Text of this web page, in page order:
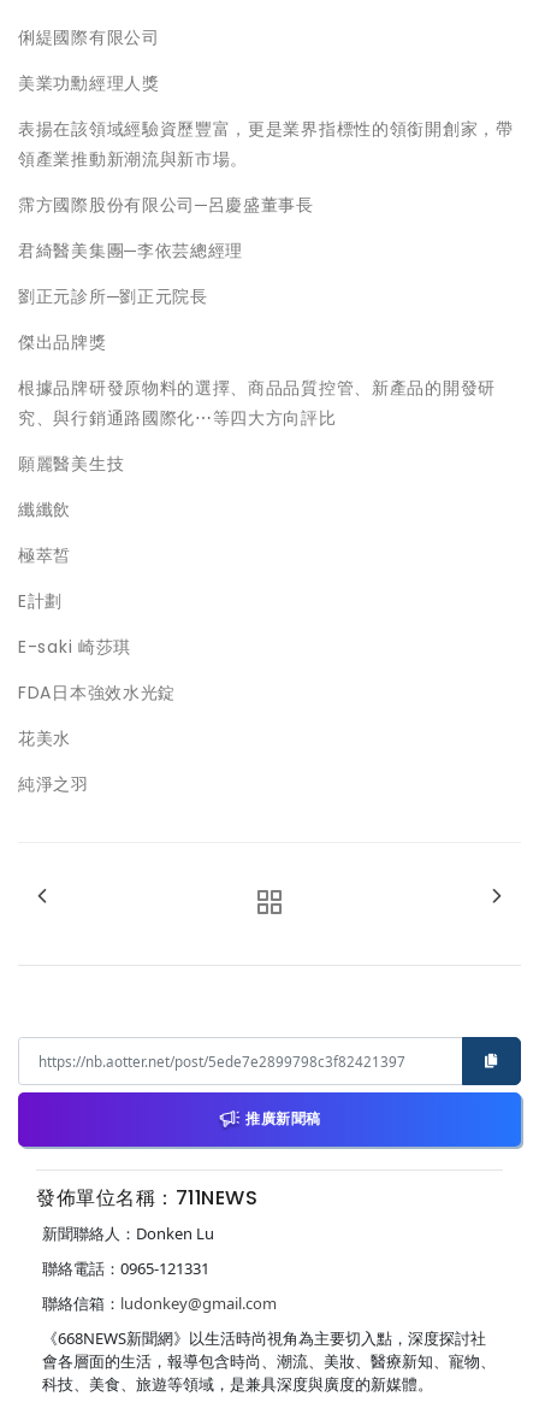
俐緹國際有限公司
美業功勳經理人獎
表揚在該領域經驗資歷豐富，更是業界指標性的領銜開創家，帶
領產業推動新潮流與新市場。
霈方國際股份有限公司─呂慶盛董事長
君綺醫美集團─李依芸總經理
劉正元診所─劉正元院長
傑出品牌獎
根據品牌研發原物料的選擇、商品品質控管、新產品的開發研
究、與行銷通路國際化⋯等四大方向評比
願麗醫美生技
纖纖飲
極萃皙
E計劃
E-saki 崎莎琪
FDA日本強效水光錠
花美水
純淨之羽
推廣新聞稿
發佈單位名稱：711NEWS
新聞聯絡人：Donken Lu
聯絡電話：0965-121331
聯絡信箱： ludonkey@gmail.com
《668NEWS新聞網》以生活時尚視角為主要切入點，深度探討社
會各層面的生活，報導包含時尚、潮流、美妝、醫療新知、寵物、
科技、美食、旅遊等領域，是兼具深度與廣度的新媒體。